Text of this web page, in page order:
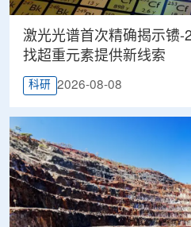
激光光谱首次精确揭示镄-
找超重元素提供新线索
科研 2026-08-08